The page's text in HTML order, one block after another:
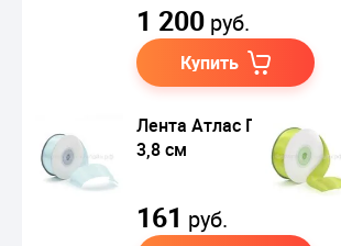
1 200 руб.
Купить
Лента Атлас Голубой
3,8 см
161 руб.